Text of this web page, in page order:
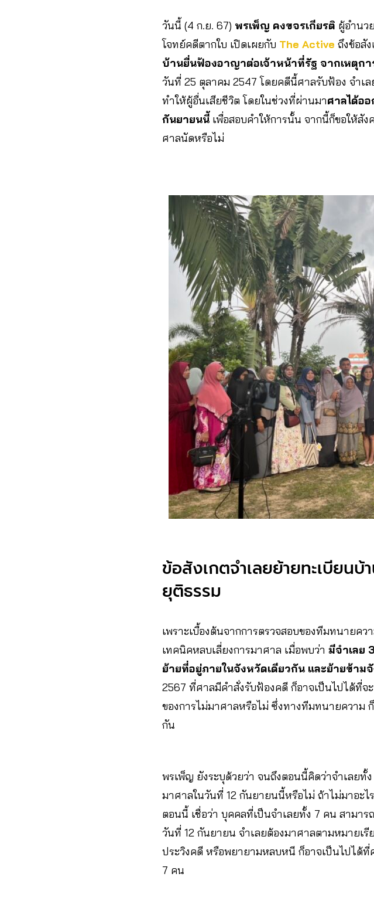
วันนี้ (4 ก.ย. 67) พรเพ็ญ คงขจรเกียรติ ผู้อำนว
โจทย์คดีตากใบ เปิดเผยกับ The Active ถึงข้อสั
บ้านยื่นฟ้องอาญาต่อเจ้าหน้าที่รัฐ จากเหตุก
วันที่ 25 ตุลาคม 2547 โดยคดีนี้ศาลรับฟ้อง จำเ
ทำให้ผู้อื่นเสียชีวิต โดยในช่วงที่ผ่านมาศาลได้อ
กันยายนนี้ เพื่อสอบคำให้การนั้น จากนี้ก็ขอให้สั
ศาลนัดหรือไม่
ข้อสังเกตจำเลยย้ายทะเบียนบ้
ยุติธรรม
เพราะเบื้องต้นจากการตรวจสอบของทีมทนายคว
เทคนิคหลบเลี่ยงการมาศาล เมื่อพบว่า มีจำเลย
ย้ายที่อยู่ภายในจังหวัดเดียวกัน และย้ายข้าม
2567 ที่ศาลมีคำสั่งรับฟ้องคดี ก็อาจเป็นไปได้ที่จ
ของการไม่มาศาลหรือไม่ ซึ่งทางทีมทนายความ
กัน
พรเพ็ญ ยังระบุด้วยว่า จนถึงตอนนี้คิดว่าจำเลยทั้
มาศาลในวันที่ 12 กันยายนนี้หรือไม่ ถ้าไม่มาอะ
ตอนนี้ เชื่อว่า บุคคลที่เป็นจำเลยทั้ง 7 คน สามา
วันที่ 12 กันยายน จำเลยต้องมาศาลตามหมายเ
ประวิงคดี หรือพยายามหลบหนี ก็อาจเป็นไปได้
7 คน